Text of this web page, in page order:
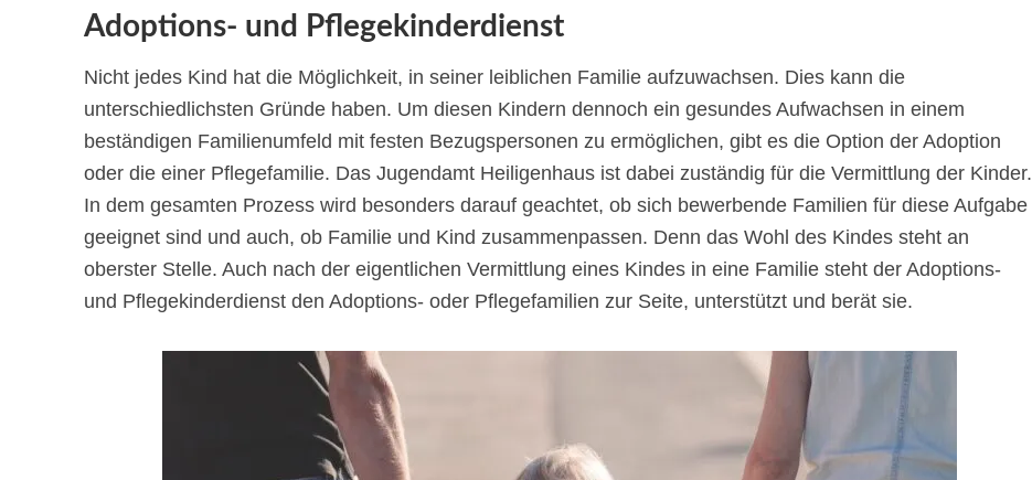
Adoptions- und Pflegekinderdienst
Nicht jedes Kind hat die Möglichkeit, in seiner leiblichen Familie aufzuwachsen. Dies kann die
unterschiedlichsten Gründe haben. Um diesen Kindern dennoch ein gesundes Aufwachsen in einem
beständigen Familienumfeld mit festen Bezugspersonen zu ermöglichen, gibt es die Option der Adoption
oder die einer Pflegefamilie. Das Jugendamt Heiligenhaus ist dabei zuständig für die Vermittlung der Kinder.
In dem gesamten Prozess wird besonders darauf geachtet, ob sich bewerbende Familien für diese Aufgabe
geeignet sind und auch, ob Familie und Kind zusammenpassen. Denn das Wohl des Kindes steht an
oberster Stelle. Auch nach der eigentlichen Vermittlung eines Kindes in eine Familie steht der Adoptions-
und Pflegekinderdienst den Adoptions- oder Pflegefamilien zur Seite, unterstützt und berät sie.